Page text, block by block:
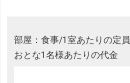
部屋：食事/1室あたりの定員
おとな1名様あたりの代金